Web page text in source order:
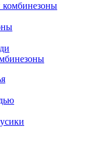
комбинезоны